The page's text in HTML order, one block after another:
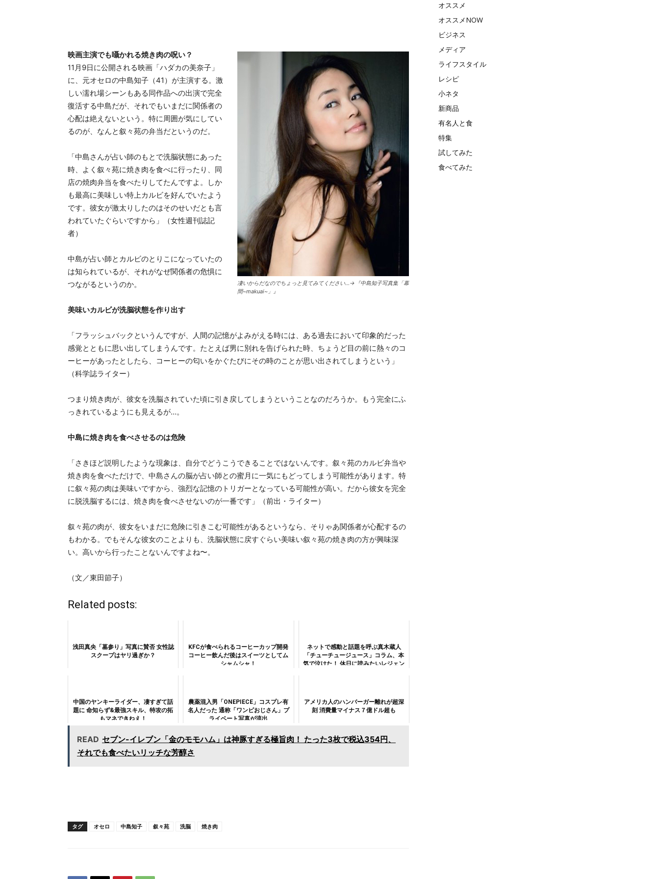
凄いからだなのでちょっと見てみてください…→『中島知子写真集「幕
間~makuai~」』
映画主演でも囁かれる焼き肉の呪い？
11月9日に公開される映画「ハダカの美奈子」
に、元オセロの中島知子（41）が主演する。激
しい濡れ場シーンもある同作品への出演で完全
復活する中島だが、それでもいまだに関係者の
心配は絶えないという。特に周囲が気にしてい
るのが、なんと叙々苑の弁当だというのだ。
「中島さんが占い師のもとで洗脳状態にあった
時、よく叙々苑に焼き肉を食べに行ったり、同
店の焼肉弁当を食べたりしてたんですよ。しか
も最高に美味しい特上カルビを好んでいたよう
です。彼女が激太りしたのはそのせいだとも言
われていたぐらいですから」（女性週刊誌記
者）
中島が占い師とカルビのとりこになっていたの
は知られているが、それがなぜ関係者の危惧に
つながるというのか。
美味いカルビが洗脳状態を作り出す
「フラッシュバックというんですが、人間の記憶がよみがえる時には、ある過去において印象的だった
感覚とともに思い出してしまうんです。たとえば男に別れを告げられた時、ちょうど目の前に熱々のコ
ーヒーがあったとしたら、コーヒーの匂いをかぐたびにその時のことが思い出されてしまうという」
（科学誌ライター）
つまり焼き肉が、彼女を洗脳されていた頃に引き戻してしまうということなのだろうか。もう完全にふ
っきれているようにも見えるが…。
中島に焼き肉を食べさせるのは危険
「さきほど説明したような現象は、自分でどうこうできることではないんです。叙々苑のカルビ弁当や
焼き肉を食べただけで、中島さんの脳が占い師との蜜月に一気にもどってしまう可能性があります。特
に叙々苑の肉は美味いですから、強烈な記憶のトリガーとなっている可能性が高い。だから彼女を完全
に脱洗脳するには、焼き肉を食べさせないのが一番です」（前出・ライター）
叙々苑の肉が、彼女をいまだに危険に引きこむ可能性があるというなら、そりゃあ関係者が心配するの
もわかる。でもそんな彼女のことよりも、洗脳状態に戻すぐらい美味い叙々苑の焼き肉の方が興味深
い。高いから行ったことないんですよね〜。
（文／東田節子）
Related posts:
浅田真央「墓参り」写真に賛否 女性誌
スクープはヤリ過ぎか？
KFCが食べられるコーヒーカップ開発
コーヒー飲んだ後はスイーツとしてム
シャムシャ！
ネットで感動と話題を呼ぶ真木蔵人
「チューチュージュース」コラム、本
気で泣けた！ 休日に読みたいレジェン
中国のヤンキーライダー、凄すぎて話
題に 命知らず&最強スキル、特攻の拓
もマネできねえ！
農薬混入男「ONEPIECE」コスプレ有
名人だった 通称「ワンピおじさん」プ
ライベート写真が流出
アメリカ人のハンバーガー離れが超深
刻 消費量マイナス７億ドル超も
READ セブン-イレブン「金のモモハム」は神豚すぎる極旨肉！ たった3枚で税込354円、
それでも食べたいリッチな芳醇さ
タグ オセロ 中島知子 叙々苑 洗脳 焼き肉
オススメ
オススメNOW
ビジネス
メディア
ライフスタイル
レシピ
小ネタ
新商品
有名人と食
特集
試してみた
食べてみた